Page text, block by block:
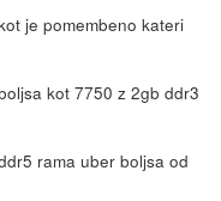
je pomembeno kateri
kot 7750 z 2gb ddr3
rama uber boljsa od